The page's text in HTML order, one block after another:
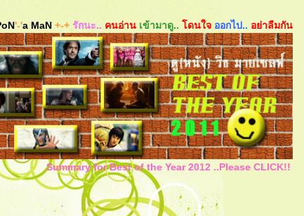
'-'a MaN +-+ รักนะ.. คนอ่าน เข้ามาดู.. ดนใจ ออกไป.. อย่าลืมกัน
Summary for Best of the Year 2012 ..Please CLICK!!